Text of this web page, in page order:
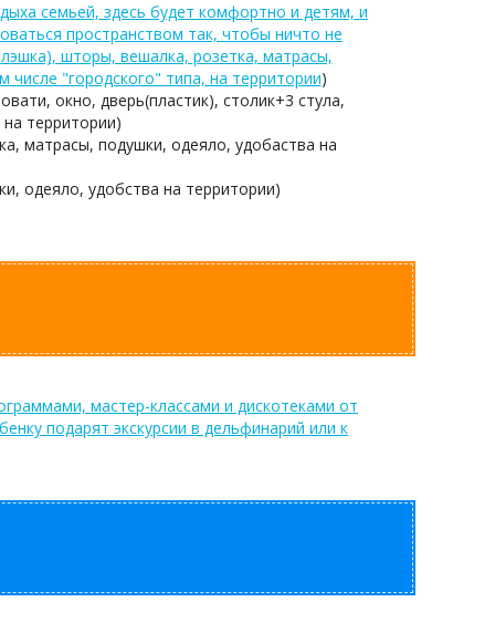
семьей, здесь будет комфортно и детям, и
пространством так, чтобы ничто не
шторы, вешалка, розетка, матрасы,
числе "городского" типа, на территории)
окно, дверь(пластик), столик+3 стула,
территории)
матрасы, подушки, одеяло, удобаства на
одеяло, удобства на территории)
мастер-классами и дискотеками от
подарят экскурсии в дельфинарий или к